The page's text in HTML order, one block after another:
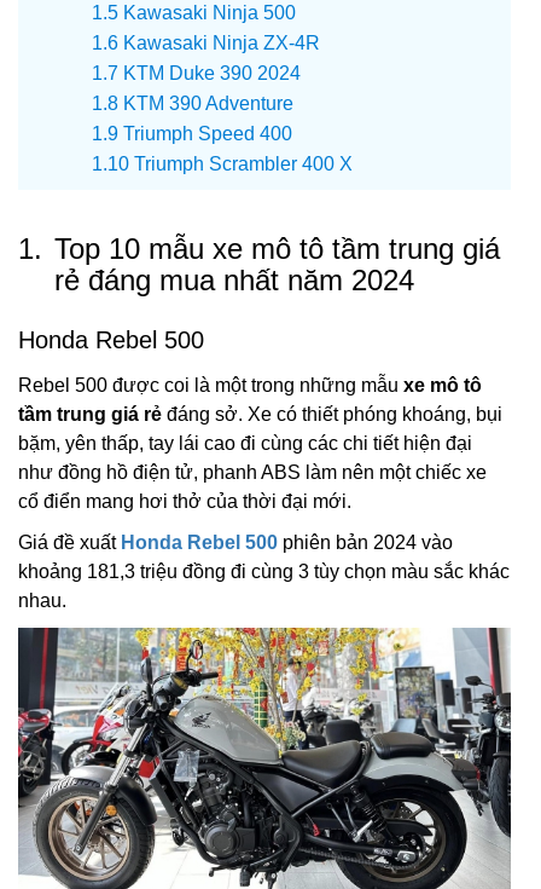
Kawasaki Ninja 500
Kawasaki Ninja ZX-4R
KTM Duke 390 2024
KTM 390 Adventure
Triumph Speed 400
Triumph Scrambler 400 X
1. Top 10 mẫu xe mô tô tầm trung giá
rẻ đáng mua nhất năm 2024
Honda Rebel 500
Rebel 500 được coi là một trong những mẫu xe mô tô
tầm trung giá rẻ đáng sở. Xe có thiết phóng khoáng, bụi
bặm, yên thấp, tay lái cao đi cùng các chi tiết hiện đại
như đồng hồ điện tử, phanh ABS làm nên một chiếc xe
cổ điển mang hơi thở của thời đại mới.
Giá đề xuất Honda Rebel 500 phiên bản 2024 vào
khoảng 181,3 triệu đồng đi cùng 3 tùy chọn màu sắc khác
nhau.